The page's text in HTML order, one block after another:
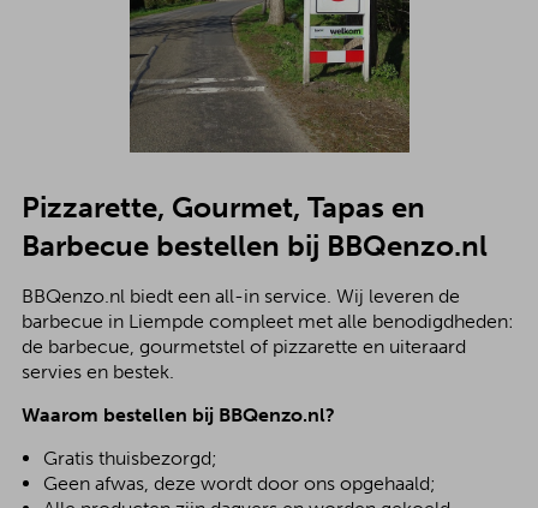
Pizzarette, Gourmet, Tapas en
Barbecue bestellen bij BBQenzo.nl
BBQenzo.nl biedt een all-in service. Wij leveren de
barbecue in Liempde compleet met alle benodigdheden:
de barbecue, gourmetstel of pizzarette en uiteraard
servies en bestek.
Waarom bestellen bij BBQenzo.nl?
Gratis thuisbezorgd;
Geen afwas, deze wordt door ons opgehaald;